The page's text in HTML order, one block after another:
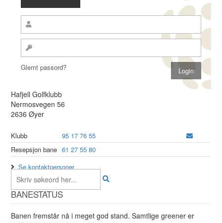
Glemt passord?
Hafjell Golfklubb
Nermosvegen 56
2636 Øyer
Klubb
95 17 76 55
Resepsjon bane 61 27 55 80
Se kontaktpersoner
BANESTATUS
Banen fremstår nå i meget god stand. Samtlige greener er